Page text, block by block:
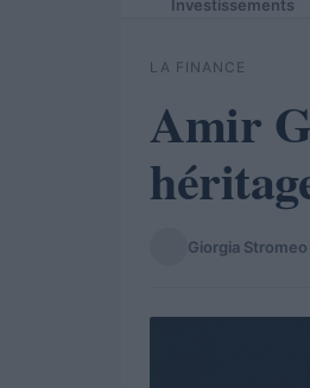
Investissements
LA FINANCE
Amir
Giorgia Stromeo